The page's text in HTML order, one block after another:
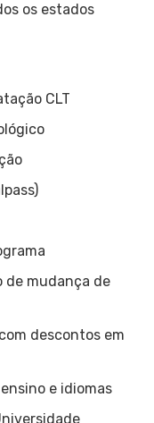
os estados
CLT
de mudança de
descontos em
e idiomas